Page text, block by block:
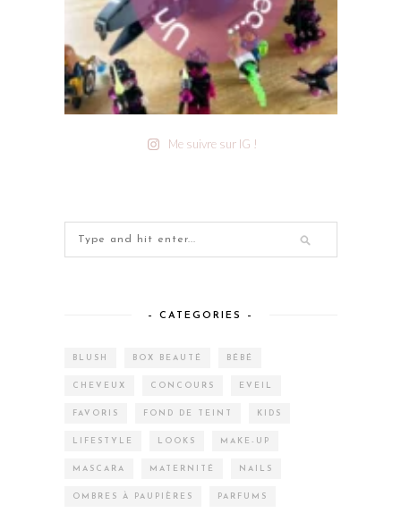
Me suivre sur IG !
– CATEGORIES –
BLUSH BOX BEAUTÉ BÉBÉ
CHEVEUX CONCOURS EVEIL
FAVORIS FOND DE TEINT KIDS
LIFESTYLE LOOKS MAKE-UP
MASCARA MATERNITÉ NAILS
OMBRES À PAUPIÈRES PARFUMS